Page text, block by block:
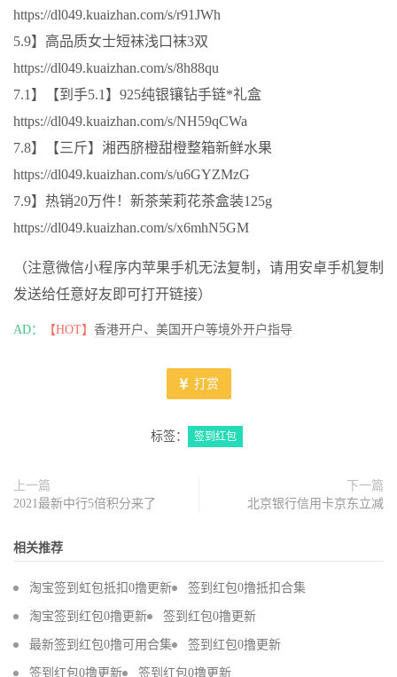
https://dl049.kuaizhan.com/s/r91JWh
5.9】高品质女士短袜浅口袜3双
https://dl049.kuaizhan.com/s/8h88qu
7.1】【到手5.1】925纯银镶钻手链*礼盒
https://dl049.kuaizhan.com/s/NH59qCWa
7.8】【三斤】湘西脐橙甜橙整箱新鲜水果
https://dl049.kuaizhan.com/s/u6GYZMzG
7.9】热销20万件！新茶茉莉花茶盒装125g
https://dl049.kuaizhan.com/s/x6mhN5GM
（注意微信小程序内苹果手机无法复制，请用安卓手机复制
发送给任意好友即可打开链接）
AD： 【HOT】 香港开户、美国开户等境外开户指导
打赏
标签： 签到红包
上一篇
2021最新中行5倍积分来了
下一篇
北京银行信用卡京东立减
相关推荐
淘宝签到虹包抵扣0撸更新 签到红包0撸抵扣合集
淘宝签到红包0撸更新 签到红包0撸更新
最新签到红包0撸可用合集 签到红包0撸更新
签到红包0撸更新 签到红包0撸更新